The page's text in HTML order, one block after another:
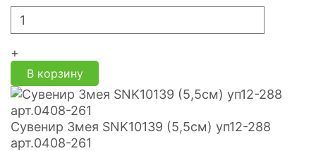
+
В корзину
Сувенир Змея SNK10139 (5,5см) уп12-288
арт.0408-261